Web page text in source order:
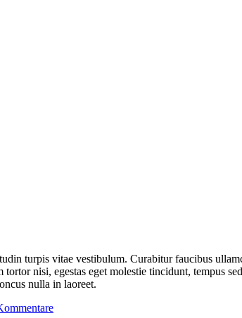
turpis vitae vestibulum. Curabitur faucibus
nisi, egestas eget molestie tincidunt, tempus
nulla in laoreet.